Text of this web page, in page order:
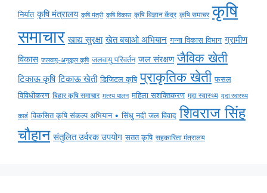
निर्यात कृषि मंत्रालय कृषि मंत्री कृषि विकास कृषि विज्ञान केंद्र कृषि समाचर कृषि
समाचार खाद्य सुरक्षा खेत बचाओ अभियान गन्ना विकास विभाग ग्रामीण
विकास जलवायु-अनुकूल कृषि जलवायु परिवर्तन जल संरक्षण जैविक खेती
टिकाऊ कृषि टिकाऊ खेती डिजिटल कृषि प्राकृतिक खेती फसल
विविधीकरण बिहार कृषि समाचार मत्स्य पालन महिला सशक्तिकरण मृदा स्वास्थ्य मृदा स्वास्थ्य
कार्ड विकसित कृषि संकल्प अभियान • सिंधु नदी जल विवाद शिवराज सिंह
चौहान संतुलित उर्वरक उपयोग सतत कृषि सहकारिता मंत्रालय